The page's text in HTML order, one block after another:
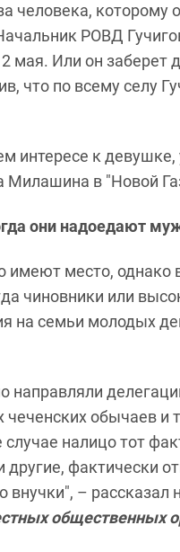
человека, которому
РОВД
мая. Или он заберет
что по всему селу
интересе к девушке,
Милашина в "Новой
они надоедают
место, однако
чиновники или
на семьи молодых
направляли
чеченских обычаев
налицо тот
другие, фактически
внучки", – рассказал
общественных